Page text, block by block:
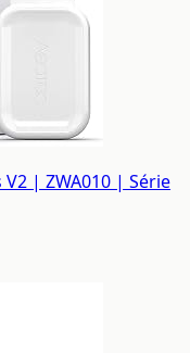
V2 | ZWA010 | Série